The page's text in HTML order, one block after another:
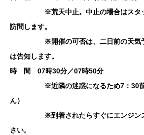
※荒天中止。中止の場合はスタッ
訪問します。
※開催の可否は、二日前の天気予
は告知します。
時 間 07時30分／07時50分
※近隣の迷惑になるため7：30前
ん）
※到着されたらすぐにエンジンス
さい。